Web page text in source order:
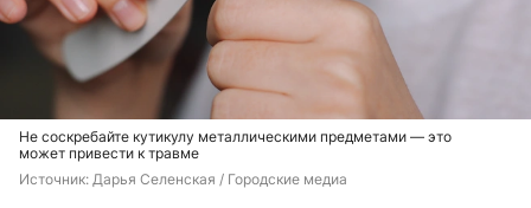
Не соскребайте кутикулу металлическими предметами — это
может привести к травме
Источник: Дарья Селенская / Городские медиа